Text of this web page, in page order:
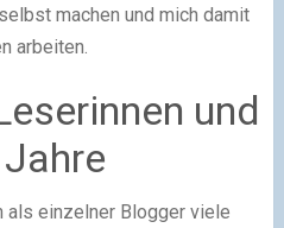
machen und mich damit
arbeiten.
und
als einzelner Blogger viele